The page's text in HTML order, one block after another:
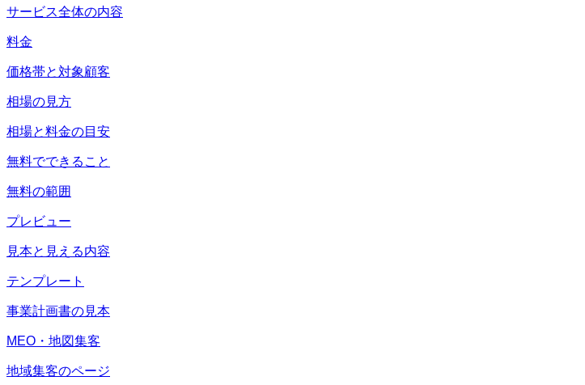
サービス全体の内容
料金
価格帯と対象顧客
相場の見方
相場と料金の目安
無料でできること
無料の範囲
プレビュー
見本と見える内容
テンプレート
事業計画書の見本
MEO・地図集客
地域集客のページ